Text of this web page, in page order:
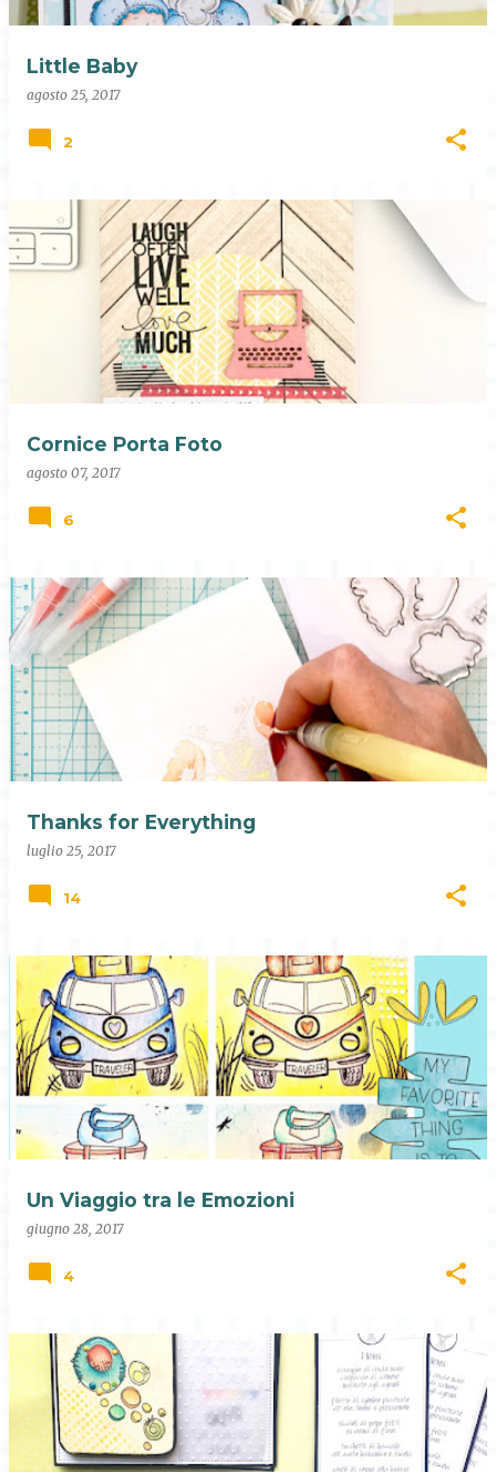
Little Baby
agosto 25, 2017
2
Cornice Porta Foto
agosto 07, 2017
6
Thanks for Everything
luglio 25, 2017
14
Un Viaggio tra le Emozioni
giugno 28, 2017
4